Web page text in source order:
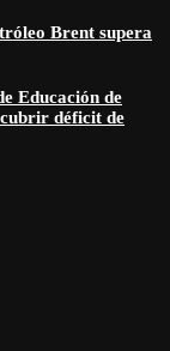
Brent supera
Educación de
déficit de